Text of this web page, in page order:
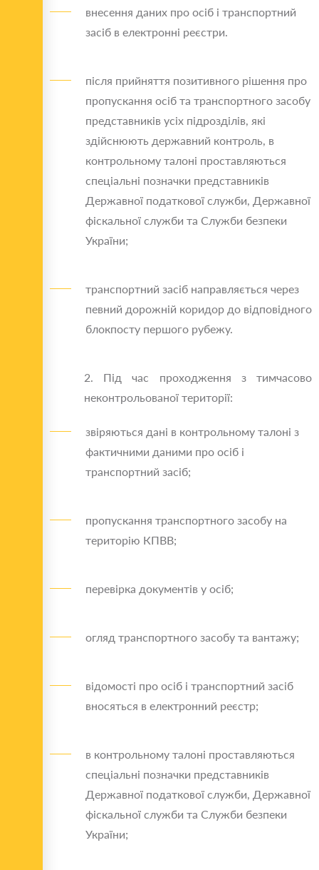
внесення даних про осіб і транспортний
засіб в електронні реєстри.
після прийняття позитивного рішення про
пропускання осіб та транспортного засобу
представників усіх підрозділів, які
здійснюють державний контроль, в
контрольному талоні проставляються
спеціальні позначки представників
Державної податкової служби, Державної
фіскальної служби та Служби безпеки
України;
транспортний засіб направляється через
певний дорожній коридор до відповідного
блокпосту першого рубежу.
2. Під час проходження з тимчасово
неконтрольованої території:
звіряються дані в контрольному талоні з
фактичними даними про осіб і
транспортний засіб;
пропускання транспортного засобу на
територію КПВВ;
перевірка документів у осіб;
огляд транспортного засобу та вантажу;
відомості про осіб і транспортний засіб
вносяться в електронний реєстр;
в контрольному талоні проставляються
спеціальні позначки представників
Державної податкової служби, Державної
фіскальної служби та Служби безпеки
України;